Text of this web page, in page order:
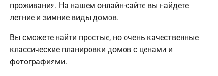
проживания. На нашем онлайн-сайте вы найдете
летние и зимние виды домов.
Вы сможете найти простые, но очень качественные
классические планировки домов с ценами и
фотографиями.